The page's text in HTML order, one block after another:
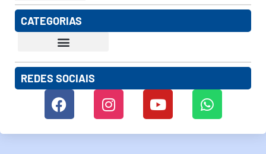
CATEGORIAS
REDES SOCIAIS